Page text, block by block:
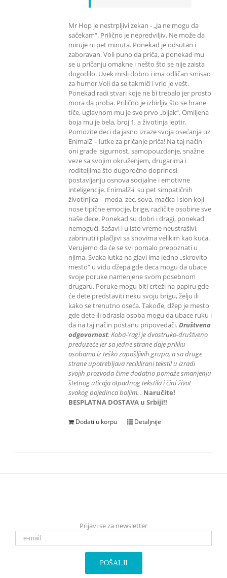
Mr Hop je nestrpljivi zekan - „Ja ne mogu da
sačekam“. Prilično je nepredviljiv. Ne može da
miruje ni pet minuta. Ponekad je odsutan i
zaboravan. Voli puno da priča, a ponekad mu
se u pričanju omakne i nešto što se nije zaista
dogodilo. Uvek misli dobro i ima odličan smisao
za humor.Voli da se takmiči i vrlo je vešt.
Ponekad radi stvari koje ne bi trebalo jer prosto
mora da proba. Prilično je izbirljiv što se hrane
tiče, uglavnom mu je sve prvo „bljak“. Omiljena
boja mu je bela, broj 1, a životinja leptir.
Pomozite deci da jasno izraze svoja osećanja uz
EnimalZ – lutke za pričanje priča! Na taj način
oni grade sigurnost, samopouzdanje, snažne
veze sa svojim okruženjem, drugarima i
roditeljima što dugoročno doprinosi
postavljanju osnova socijalne i emotivne
inteligencije. EnimalZ-i su pet simpatičnih
životinjica – meda, zec, sova, mačka i slon koji
nose tipične emocije, brige, različite osobine sve
naše dece. Ponekad su dobri i dragi, ponekad
nemogući, šašavi i u isto vreme neustrašivi,
zabrinuti i plačljivi sa snovima velikim kao kuća.
Verujemo da će se svi pomalo prepoznati u
njima. Svaka lutka na glavi ima jedno „skrovito
mesto“ u vidu džepa gde deca mogu da ubace
svoje poruke namenjene svom posebnom
drugaru. Poruke mogu biti crteži na papiru gde
će dete predstaviti neku svoju brigu, želju ili
kako se trenutno oseća. Takođe, džep je mesto
gde dete ili odrasla osoba mogu da ubace ruku i
da na taj način postanu pripovedači.Društvena
odgovornost: Koba-Yagi je dvostruko-društveno
preduzeće jer sa jedne strane daje priliku
osobama iz teško zapošljivih grupa, a sa druge
strane upotrebljava reciklirani tekstil u izradi
svojih prozvoda čime dodatno pomaže smanjenju
štetnog uticaja otpadnog tekstila i čini život
svakog pojedinca boljim. . Naručite!
BESPLATNA DOSTAVA u Srbiji!!
Dodati u korpu Detaljnije
Prijavi se za newsletter